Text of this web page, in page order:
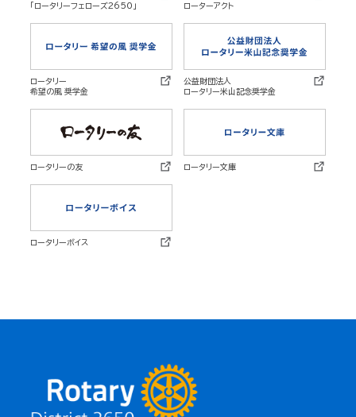
「ロータリーフェローズ2650」
ローターアクト
ロータリー
希望の風 奨学金
公益財団法人
ロータリー米山記念奨学金
ロータリーの友 ロータリー文庫
ロータリーボイス